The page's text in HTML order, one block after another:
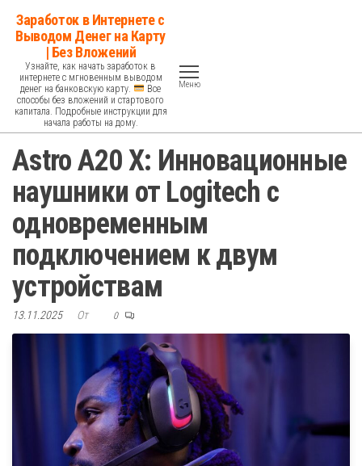
Перейти
содержимому
Заработок в Интернете с
Выводом Денег на Карту
| Без Вложений
Узнайте, как начать заработок в
интернете с мгновенным выводом
денег на банковскую карту.
Все
способы без вложений и стартового
капитала. Подробные инструкции для
начала работы на дому.
Меню
Astro A20 X: Инновационные
наушники от Logitech с
одновременным
подключением к двум
устройствам
13.11.2025 От 0